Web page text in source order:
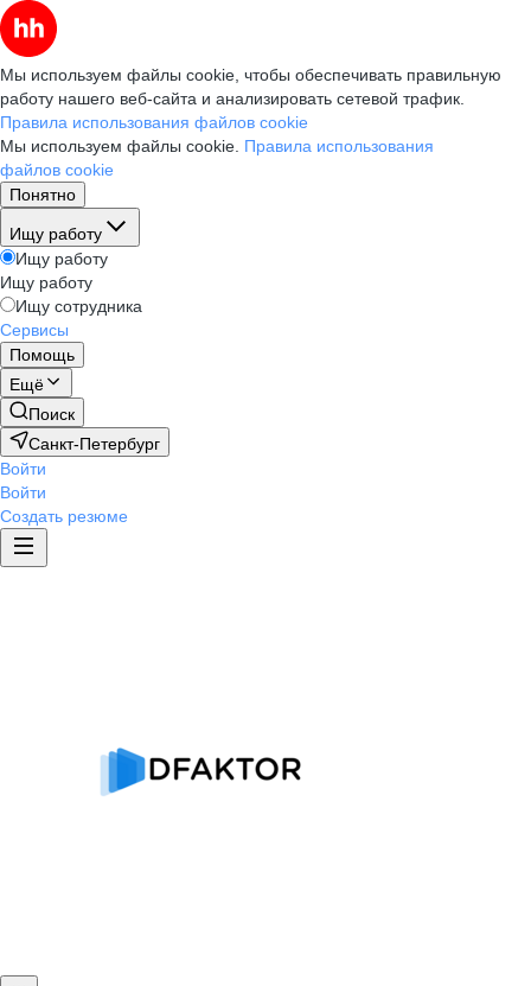
Мы используем файлы cookie, чтобы обеспечивать правильную
работу нашего веб-сайта и анализировать сетевой трафик.
Правила использования файлов cookie
Мы используем файлы cookie. Правила использования
файлов cookie
Понятно
Ищу работу
Ищу работу
Ищу работу
Ищу сотрудника
Сервисы
Помощь
Ещё
Поиск
Санкт-Петербург
Войти
Войти
Создать резюме